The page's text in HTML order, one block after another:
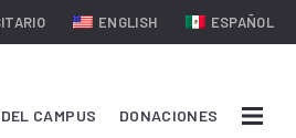
ENGLISH ESPAÑOL
CAMPUS DONACIONES